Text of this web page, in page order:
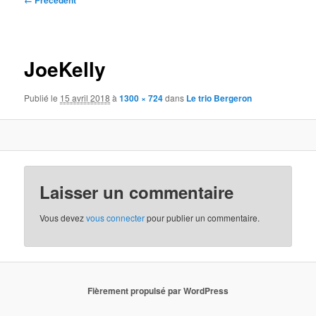
JoeKelly
Publié le 15 avril 2018 à1300 × 724dans Le trio Bergeron
Laisser un commentaire
Vous devezvous connecterpour publier un commentaire.
Fièrement propulsé par WordPress